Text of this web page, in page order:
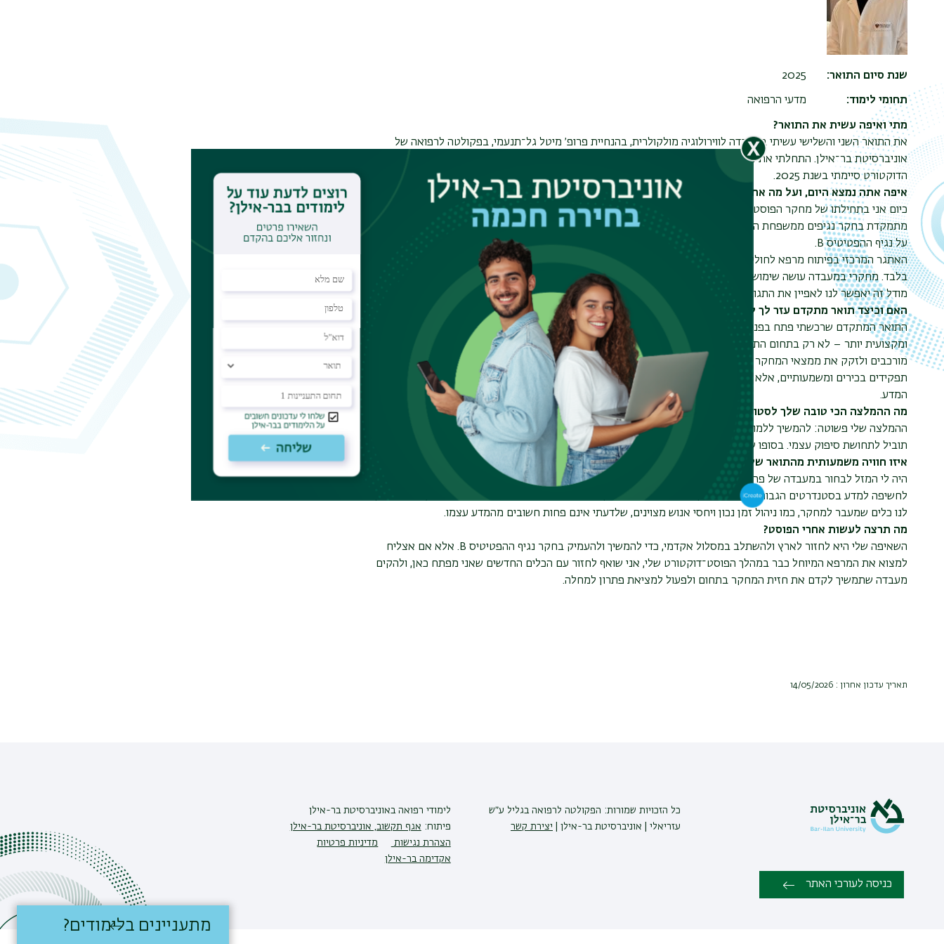
שנת סיום התואר 2025
תחומי לימוד מדעי הרפואה
מתי ואיפה עשית את התואר?
את התואר השני והשלישי עשיתי במעבדה לווירולוגיה מולקולרית, בהנחיית פרופ׳ מיטל גל־תנעמי, בפקולטה לרפואה של
הדוקטורט סיימתי בשנת 2025.
איפה אתה נמצא היום, ועל מה אתה עובד?
כיום אני בתחילתו של מחקר הפוסט־דוקטורט שלי באוניברסיטת פרינסטון, במעבדתו של פרופ׳ אלכסנדר פלוס. המעבדה
מתמקדת בחקר נגיפים ממשפחת הפלאוויווירידה (
Flaviviridae), בהם נגיף הפטיטיס C ונגיף הקדחת הצהובה, ובדגש מרכזי
על נגיף ההפטיטיסB
.
האתגר המרכזי בפיתוח מרפא לחולים כרוניים ב‑
טמון במחסום המינים: הנגיף מדביק באופן טבעי בני אדם ושימפנזים
בלבד. מחקרי במעבדה עושה שימוש בשיטות של הנדסה גנטית, במטרה לפתח מודל חיה רלוונטי שניתן להדבקה בנגיף. פיתוח
מודל זה יאפשר לנו לאפיין את התגובה החיסונית נגד הנגיף ולקדם מציאת תרופה שתביא לריפוי מלא של חולים כרוניים.
האם וכיצד תואר מתקדם עזר לך להגיע לאן שאתה?
התואר המתקדם שרכשתי פתח בפניי דלתות רבות, הן במסלול האקדמי והן בתעשייה, והעניק לי כלים לחשיבה מעמיקה
ומקצועית יותר – לא רק בתחום התמחותי הישיר, אלא גם בנושאים משיקים. הכשרה זו הקנתה לי את היכולת לנתח מנגנונים
מורכבים ולזקק את ממצאי המחקר שלי לכדי תובנות מדויקות וממוקדות. בזכות הכלים שרכשתי, אני מרגיש בשל לא רק למילוי
תפקידים בכירים ומשמעותיים, אלא גם להשתלבות בסביבה המאפשרת לי לממש את התשוקה שלי לגילוי דברים חדשים בחזית
המדע.
מה ההמלצה הכי טובה שלך לסטודנטים?
ההמלצה שלי פשוטה: להמשיך ללמוד, או לפחות תמיד לשאוף ללמוד משהו חדש. הלמידה היא תהליך שאין לו סוף, והיא תמיד
תוביל לתחושת סיפוק עצמי. בסופו של דבר, העיסוק בתחום שאוהבים הוא זה שהופך את החיים למעניינים באמת.
איזו חוויה משמעותית מהתואר שלך היית רוצה לחלוק?
היה לי המזל לבחור במעבדה של פרופ׳ מיטל גל־תנעמי, שבה זכיתי לא רק לאווירה סטודנטיאלית נעימה ומגובשת, אלא גם
לחשיפה למדע בסטנדרטים הגבוהים ביותר. הסקרנות המדעית והתשוקה של פרופ׳ מיטל עברו אלינו כסטודנטים, והיא העניקה
לנו כלים שמעבר למחקר, כמו ניהול זמן נכון ויחסי אנוש מצוינים, שלדעתי אינם פחות חשובים מהמדע עצמו.
מה תרצה לעשות אחרי הפוסט?
השאיפה שלי היא לחזור לארץ ולהשתלב במסלול אקדמי, כדי להמשיך ולהעמיק בחקר נגיף ההפטיטיס B . אלא אם אצליח
למצוא את המרפא המיוחל כבר במהלך הפוסט־דוקטורט שלי, אני שואף לחזור עם הכלים החדשים שאני מפתח כאן, ולהקים
מעבדה שתמשיך לקדם את חזית המחקר בתחום ולפעול למציאת פתרון למחלה.
תאריך עדכון אחרון : 14/05/2026
כניסה לעורכי האתר
כל הזכויות שמורות: הפקולטה לרפואה בגליל ע״ש
עזריאלי | אוניברסיטת בר-אילן | יצירת קשר
לימודי רפואהבאוניברסיטת בר-אילן
פיתוח: אגף תקשוב, אוניברסיטת בר-אילן
הצהרת נגישות
מדיניות פרטיות
אקדימה בר-אילן
מתעניינים בלימודים?